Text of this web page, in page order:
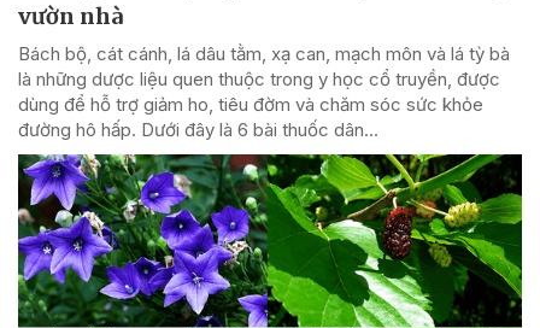
vườn nhà
Bách bộ, cát cánh, lá dâu tằm, xạ can, mạch môn và lá tỳ bà
là những dược liệu quen thuộc trong y học cổ truyền, được
dùng để hỗ trợ giảm ho, tiêu đờm và chăm sóc sức khỏe
đường hô hấp. Dưới đây là 6 bài thuốc dân...